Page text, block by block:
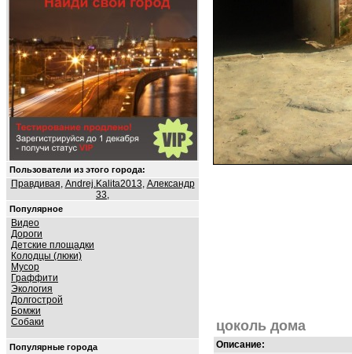
Пользователи из этого города:
Правдивая, Andrej.Kalita2013, Александр
33,
Популярное
Видео
Дороги
Детские площадки
Колодцы (люки)
Мусор
Граффити
Экология
Долгострой
Бомжи
Собаки
Популярные города
цоколь дома
Описание: